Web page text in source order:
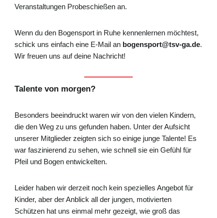
Veranstaltungen Probeschießen an.
Wenn du den Bogensport in Ruhe kennenlernen möchtest,
schick uns einfach eine E-Mail an bogensport@tsv-ga.de.
Wir freuen uns auf deine Nachricht!
Talente von morgen?
Besonders beeindruckt waren wir von den vielen Kindern,
die den Weg zu uns gefunden haben. Unter der Aufsicht
unserer Mitglieder zeigten sich so einige junge Talente! Es
war faszinierend zu sehen, wie schnell sie ein Gefühl für
Pfeil und Bogen entwickelten.
Leider haben wir derzeit noch kein spezielles Angebot für
Kinder, aber der Anblick all der jungen, motivierten
Schützen hat uns einmal mehr gezeigt, wie groß das